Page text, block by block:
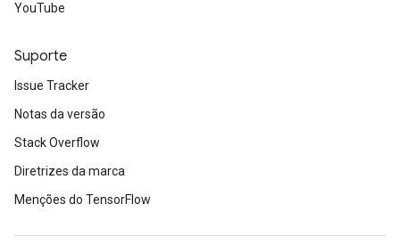
YouTube
Suporte
Issue Tracker
Notas da versão
Stack Overflow
Diretrizes da marca
Menções do TensorFlow